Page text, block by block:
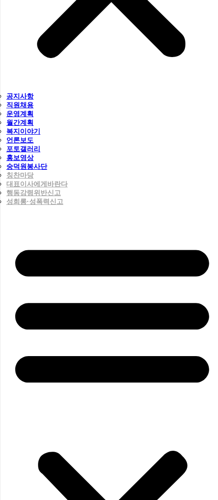
공지사항
직원채용
운영계획
월간계획
복지이야기
언론보도
포토갤러리
홍보영상
숭덕원봉사단
칭찬마당
대표이사에게바란다
행동강령위반신고
성희롱·성폭력신고